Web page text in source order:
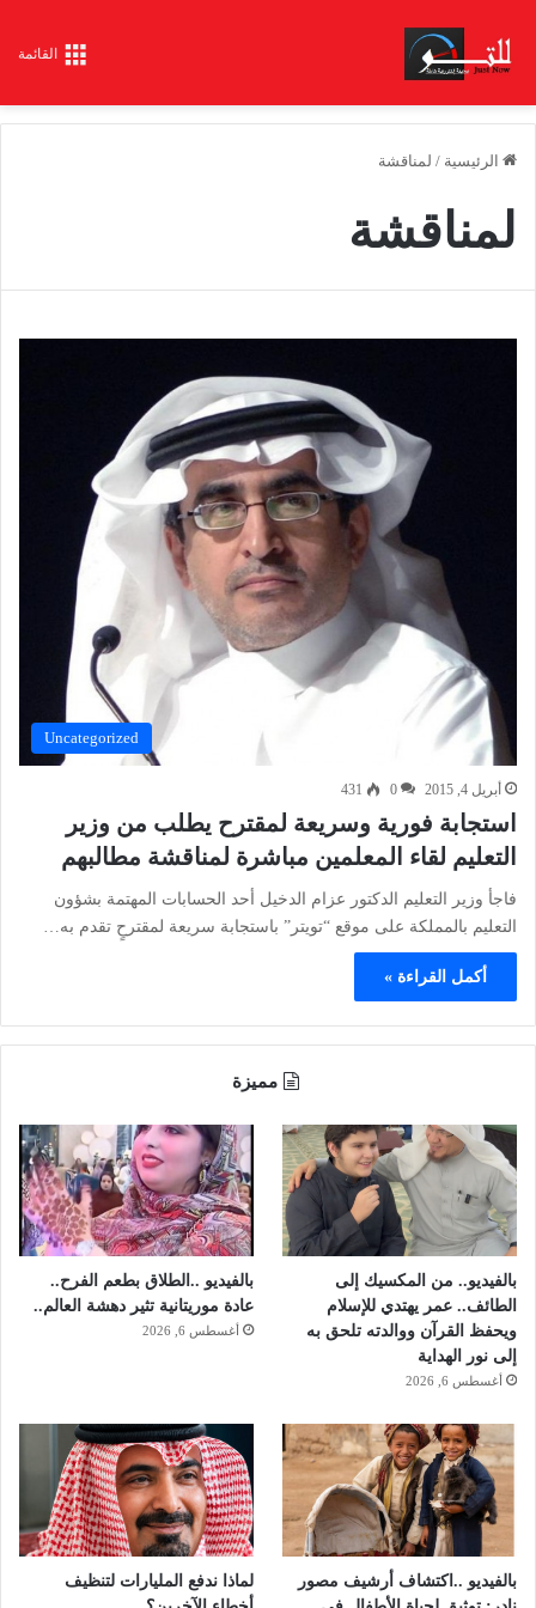
القائمة
الرئيسية / لمناقشة
لمناقشة
Uncategorized
أبريل 4, 2015 0
431
استجابة فورية وسريعة لمقترح يطلب من وزير
التعليم لقاء المعلمين مباشرة لمناقشة مطالبهم
فاجأ وزير التعليم الدكتور عزام الدخيل أحد الحسابات المهتمة بشؤون
التعليم بالمملكة على موقع “تويتر” باستجابة سريعة لمقترحٍ تقدم به…
أكمل القراءة »
مميزة
بالفيديو.. من المكسيك إلى
الطائف.. عمر يهتدي للإسلام
ويحفظ القرآن ووالدته تلحق به
إلى نور الهداية
أغسطس 6, 2026
بالفيديو ..الطلاق بطعم الفرح..
عادة موريتانية تثير دهشة العالم..
أغسطس 6, 2026
بالفيديو ..اكتشاف أرشيف مصور
لماذا ندفع المليارات لتنظيف